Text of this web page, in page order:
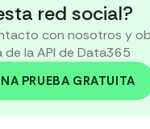
red social?
con nosotros y
la API de Data365
PRUEBA GRATUITA